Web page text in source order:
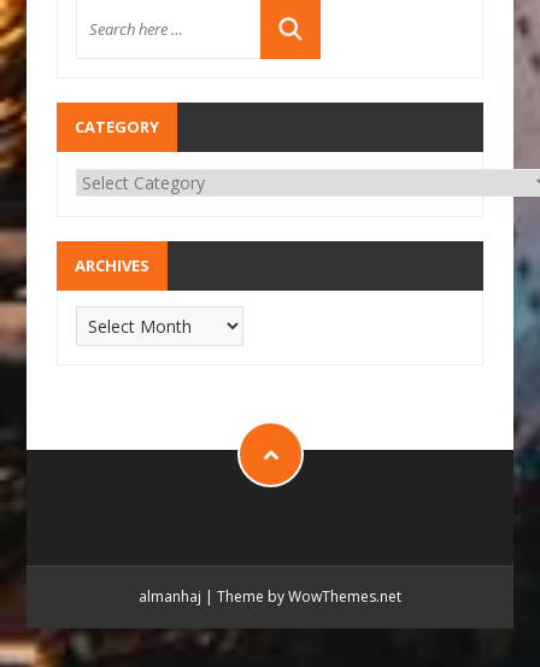
CATEGORY
ARCHIVES
almanhaj | Theme by WowThemes.net